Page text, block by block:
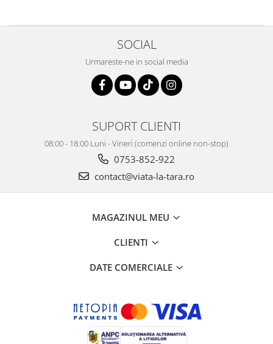
SOCIAL
Urmareste-ne in social media
SUPORT CLIENTI
08:00 - 18:00 Luni - Vineri (comenzi online non-stop)
0753-852-922
contact@viata-la-tara.ro
MAGAZINUL MEU
CLIENTI
DATE COMERCIALE